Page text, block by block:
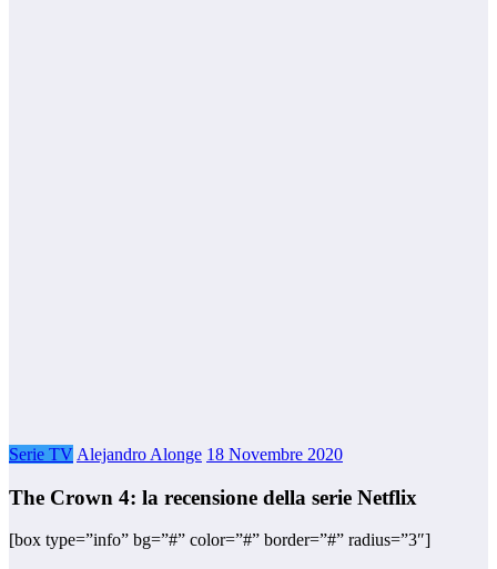
Serie TV Alejandro Alonge 18 Novembre 2020
The Crown 4: la recensione della serie Netflix
[box type=”info” bg=”#” color=”#” border=”#” radius=”3″]